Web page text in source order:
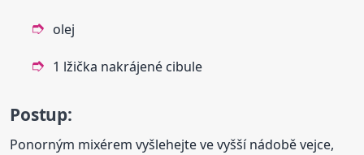
olej
1 lžička nakrájené cibule
Postup:
Ponorným mixérem vyšlehejte ve vyšší nádobě vejce,